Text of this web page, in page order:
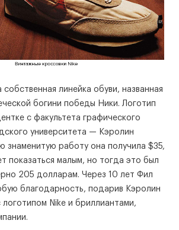
линейка обуви, названная
богини победы Ники. Логотип
с факультета графического
университета — Кэролин
знаменитую работу она получила $35,
показаться малым, но тогда это был
205 долларам. Через 10 лет Фил
благодарность, подарив Кэролин
Nike и бриллиантами,